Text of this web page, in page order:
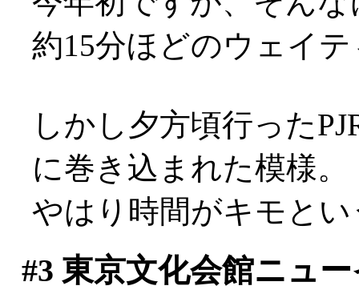
約15分ほどのウェイ
しかし夕方頃行った
に巻き込まれた模様。
やはり時間がキモと
#3 東京文化会館ニュ